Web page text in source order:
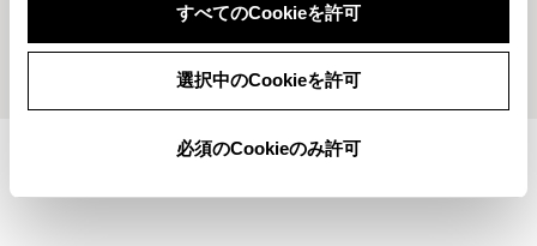
すべてのCookieを許可
選択中のCookieを許可
必須のCookieのみ許可
もっとみる